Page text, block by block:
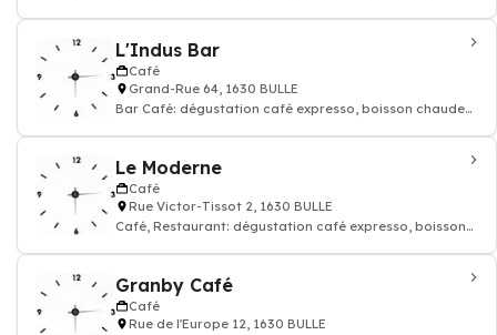
L'Indus Bar
Café
Grand-Rue 64, 1630 BULLE
Bar Café: dégustation café expresso, boisson chaude
Le Moderne
Café
Rue Victor-Tissot 2, 1630 BULLE
Café, Restaurant: dégustation café expresso, boisson
Granby Café
Café
Rue de l'Europe 12, 1630 BULLE